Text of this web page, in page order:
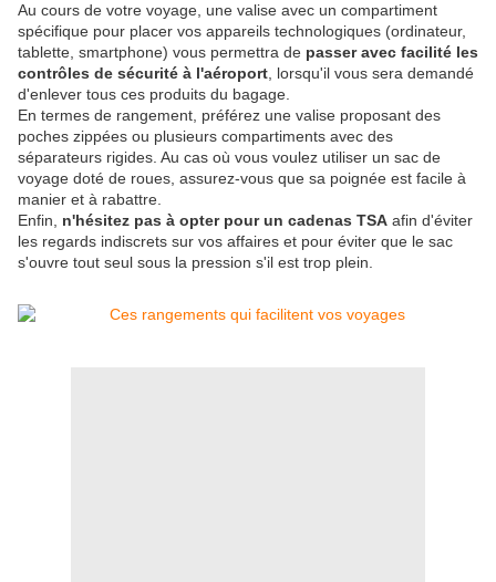
Au cours de votre voyage, une valise avec un compartiment
spécifique pour placer vos appareils technologiques (ordinateur,
tablette, smartphone) vous permettra de passer avec facilité les
contrôles de sécurité à l'aéroport , lorsqu'il vous sera demandé
d'enlever tous ces produits du bagage.
En termes de rangement, préférez une valise proposant des
poches zippées ou plusieurs compartiments avec des
séparateurs rigides. Au cas où vous voulez utiliser un sac de
voyage doté de roues, assurez-vous que sa poignée est facile à
manier et à rabattre.
Enfin, n'hésitez pas à opter pour un cadenas TSA afin d'éviter
les regards indiscrets sur vos affaires et pour éviter que le sac
s'ouvre tout seul sous la pression s'il est trop plein.